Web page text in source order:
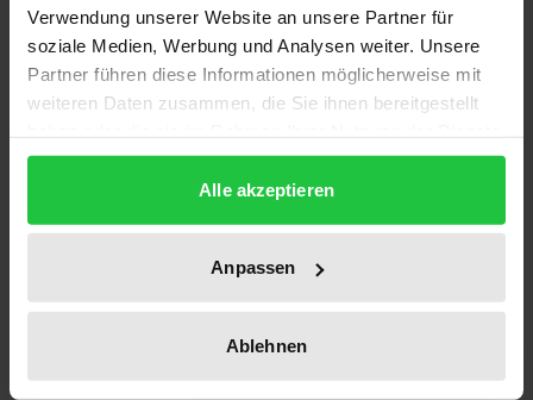
Verwendung unserer Website an unsere Partner für
soziale Medien, Werbung und Analysen weiter. Unsere
Partner führen diese Informationen möglicherweise mit
weiteren Daten zusammen, die Sie ihnen bereitgestellt
gesammelt haben.
Alle akzeptieren
Anpassen
Ablehnen
Konfliktprävention in die Politiken verschiedener
Akteure gemacht wurden und behandelt die
Entwicklungen innerhalb von nationalen
Regierungen, multilateralen Organisationen,
politischen Prozess erreicht? Welches sind
Bedingungen einer erfolgreichen »Kultur der
Prävention«? Diese Fragen werden im ersten Teil des
Jahrbuches behandelt. Im zweiten Teil werden einige